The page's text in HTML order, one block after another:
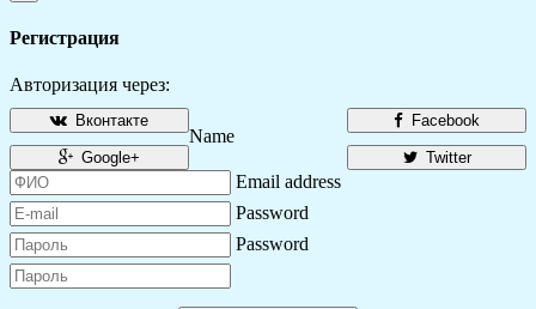
Регистрация
Авторизация через:
Facebook
Вконтакте
Twitter
Google+
Name
Email address
Password
Password